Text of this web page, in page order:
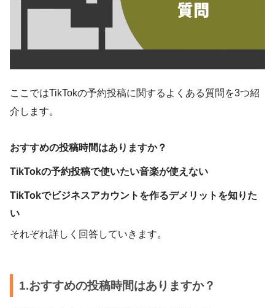
ここではTikTokの予約投稿に関するよくある質問を3つ紹
介します。
おすすめの投稿時間はありますか？
TikTokの予約投稿で使いたい音楽が使えない
TikTokでビジネスアカウントを作るデメリットを知りた
い
それぞれ詳しく回答していきます。
1.おすすめの投稿時間はありますか？